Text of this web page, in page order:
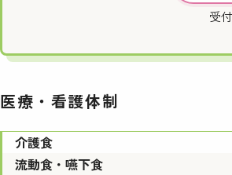
受
医療・看護体制
介護食
流動食・嚥下食